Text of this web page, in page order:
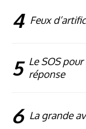
4 Feux
5 Le SOS
réponse
6 La grande